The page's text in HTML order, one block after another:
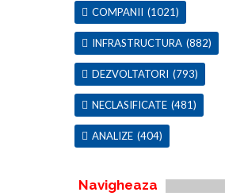
COMPANII (1021)
INFRASTRUCTURA (882)
DEZVOLTATORI (793)
NECLASIFICATE (481)
ANALIZE (404)
Navigheaza